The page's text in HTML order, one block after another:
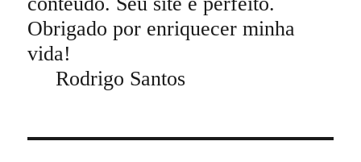
Obrigado por enriquecer minha
vida!
Rodrigo Santos